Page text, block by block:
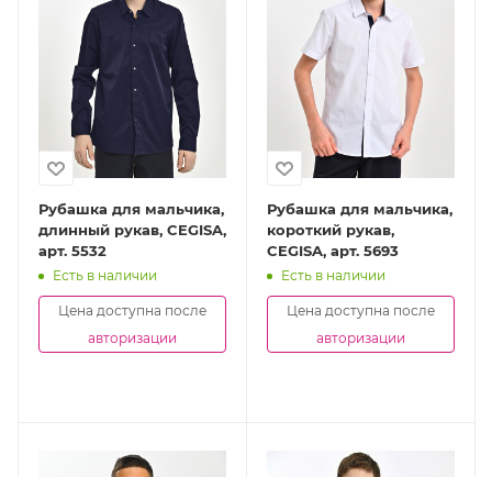
Рубашка для мальчика,
длинный рукав, CEGISA,
арт. 5532
Есть в наличии
Цена доступна после
авторизации
Рубашка для мальчика,
короткий рукав,
CEGISA, арт. 5693
Есть в наличии
Цена доступна после
авторизации